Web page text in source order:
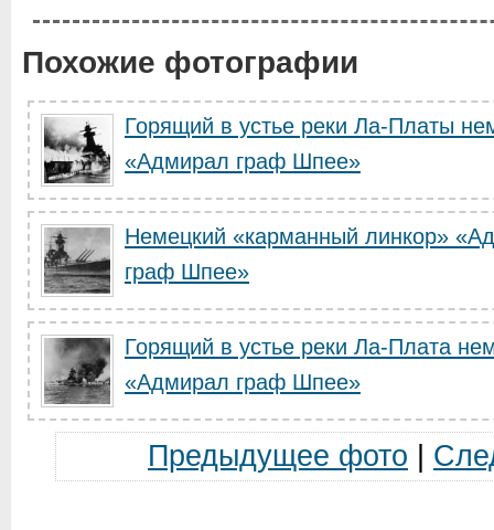
Похожие фотографии
Горящий в устье реки Ла-Платы
«Адмирал граф Шпее»
Немецкий «карманный линкор»
граф Шпее»
Горящий в устье реки Ла-Плата
«Адмирал граф Шпее»
Предыдущее фото